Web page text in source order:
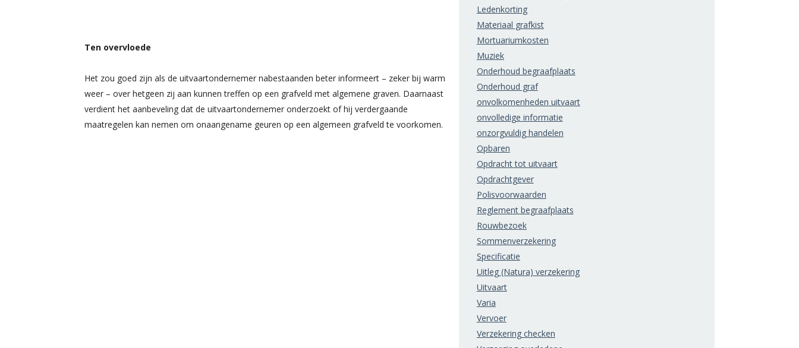
Ten overvloede
Het zou goed zijn als de uitvaartondernemer nabestaanden beter informeert – zeker bij warm
weer – over hetgeen zij aan kunnen treffen op een grafveld met algemene graven. Daarnaast
verdient het aanbeveling dat de uitvaartondernemer onderzoekt of hij verdergaande
maatregelen kan nemen om onaangename geuren op een algemeen grafveld te voorkomen.
Ledenkorting
Materiaal grafkist
Mortuariumkosten
Muziek
Onderhoud begraafplaats
Onderhoud graf
onvolkomenheden uitvaart
onvolledige informatie
onzorgvuldig handelen
Opbaren
Opdracht tot uitvaart
Opdrachtgever
Polisvoorwaarden
Reglement begraafplaats
Rouwbezoek
Sommenverzekering
Specificatie
Uitleg (Natura) verzekering
Uitvaart
Varia
Vervoer
Verzekering checken